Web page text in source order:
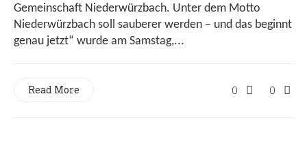
Gemeinschaft Niederwürzbach. Unter dem Motto
Niederwürzbach soll sauberer werden – und das beginnt
genau jetzt“ wurde am Samstag,...
0 0
Read More